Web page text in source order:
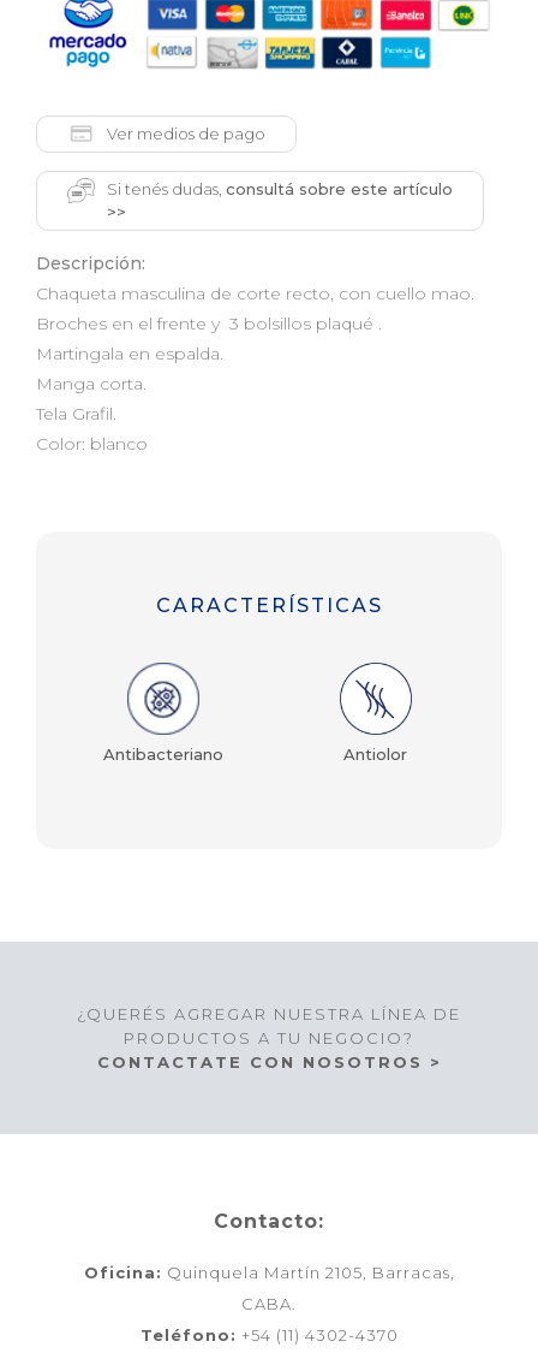
Ver medios de pago
Si tenés dudas, consultá sobre este artículo
>>
Descripción:
Chaqueta masculina de corte recto, con cuello mao.
Broches en el frente y 3 bolsillos plaqué .
Martingala en espalda.
Manga corta.
Tela Grafil.
Color: blanco
CARACTERÍSTICAS
Antibacteriano Antiolor
¿QUERÉS AGREGAR NUESTRA LÍNEA DE
PRODUCTOS A TU NEGOCIO?
CONTACTATE CON NOSOTROS >
Contacto:
Oficina: Quinquela Martín 2105, Barracas,
CABA.
Teléfono: +54 (11) 4302-4370